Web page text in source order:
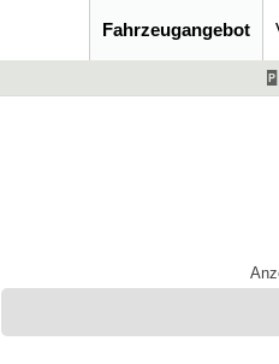
Fahrzeugangebot